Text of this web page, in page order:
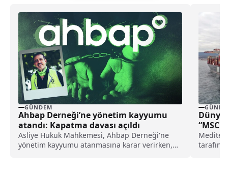
GÜNDEM
Ahbap Derneği’ne yönetim kayyumu
atandı: Kapatma davası açıldı
Asliye Hukuk Mahkemesi, Ahbap Derneği'ne
yönetim kayyumu atanmasına karar verirken,
“MSC